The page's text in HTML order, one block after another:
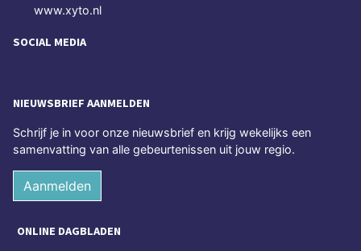
www.xyto.nl
SOCIAL MEDIA
NIEUWSBRIEF AANMELDEN
Schrijf je in voor onze nieuwsbrief en krijg wekelijks een
samenvatting van alle gebeurtenissen uit jouw regio.
Aanmelden
ONLINE DAGBLADEN